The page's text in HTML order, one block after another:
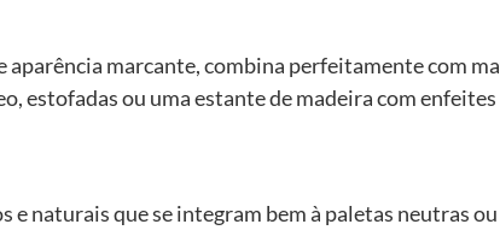
aparência marcante, combina perfeitamente com
estofadas ou uma estante de madeira com
naturais que se integram bem à paletas neutras